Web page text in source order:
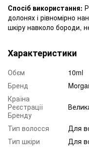
Спосіб використання:
долонях і рівномірно
шкіру навколо бороди,
Характеристики
Обєм
10ml
Бренд
Країна
Реєстрації
Бренду
Тип волосся
Для
Тип шкіри
Для